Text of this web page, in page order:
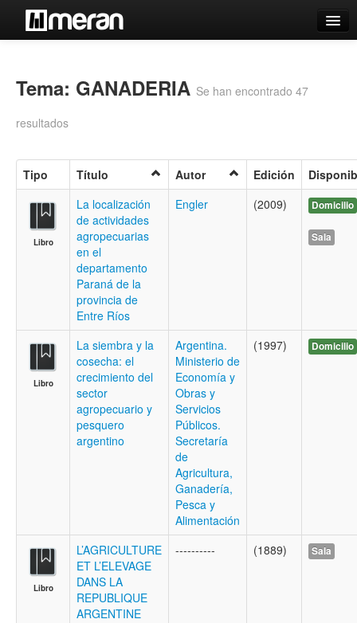
Búsqueda Avanzada
Iniciar sesión
Tema: GANADERIA Se han encontrado 47
resultados
Tipo Título Autor Edición
Libro
La localización
de actividades
agropecuarias
en el
departamento
Paraná de la
provincia de
Entre Ríos
Engler (2009) Domicilio
Sala
Libro
La siembra y la
cosecha: el
crecimiento del
sector
agropecuario y
pesquero
argentino
Argentina.
Ministerio de
Economía y
Obras y
Servicios
Públicos.
Secretaría
de
Agricultura,
Ganadería,
Pesca y
Alimentación
(1997) Domicilio
Libro
L’AGRICULTURE
ET L’ELEVAGE
DANS LA
REPUBLIQUE
ARGENTINE
---------- (1889) Sala